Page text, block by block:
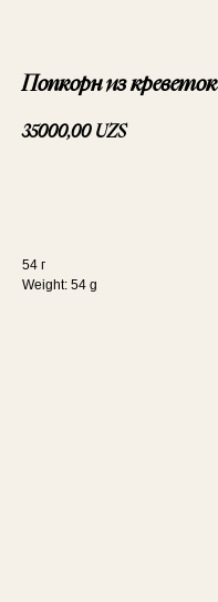
Попкорн из креветок
35000,00 UZS
54 г
Weight: 54 g